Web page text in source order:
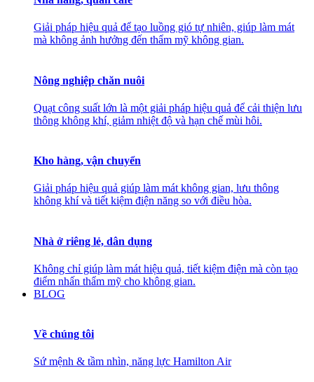
Giải pháp hiệu quả để tạo luồng gió tự nhiên, giúp làm mát
mà không ảnh hưởng đến thẩm mỹ không gian.
Nông nghiệp chăn nuôi
Quạt công suất lớn là một giải pháp hiệu quả để cải thiện lưu
thông không khí, giảm nhiệt độ và hạn chế mùi hôi.
Kho hàng, vận chuyển
Giải pháp hiệu quả giúp làm mát không gian, lưu thông
không khí và tiết kiệm điện năng so với điều hòa.
Nhà ở riêng lẻ, dân dụng
Không chỉ giúp làm mát hiệu quả, tiết kiệm điện mà còn tạo
điểm nhấn thẩm mỹ cho không gian.
BLOG
Về chúng tôi
Sứ mệnh & tầm nhìn, năng lực Hamilton Air